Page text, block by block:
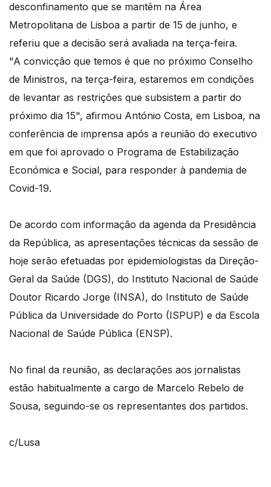
desconfinamento que se mantêm na Área
Metropolitana de Lisboa a partir de 15 de junho, e
referiu que a decisão será avaliada na terça-feira.
"A convicção que temos é que no próximo Conselho
de Ministros, na terça-feira, estaremos em condições
de levantar as restrições que subsistem a partir do
próximo dia 15", afirmou António Costa, em Lisboa, na
conferência de imprensa após a reunião do executivo
em que foi aprovado o Programa de Estabilização
Económica e Social, para responder à pandemia de
Covid-19.
De acordo com informação da agenda da Presidência
da República, as apresentações técnicas da sessão de
hoje serão efetuadas por epidemiologistas da Direção-
Geral da Saúde (DGS), do Instituto Nacional de Saúde
Doutor Ricardo Jorge (INSA), do Instituto de Saúde
Pública da Universidade do Porto (ISPUP) e da Escola
Nacional de Saúde Pública (ENSP).
No final da reunião, as declarações aos jornalistas
estão habitualmente a cargo de Marcelo Rebelo de
Sousa, seguindo-se os representantes dos partidos.
c/Lusa